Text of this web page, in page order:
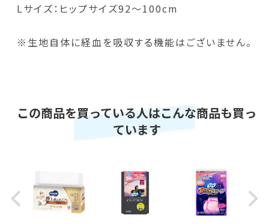
Lサイズ：ヒップサイズ92～100cm
※生地自体に経血を吸収する機能はございません。
この商品を買っている人はこんな商品も買っ
ています
Previous Next